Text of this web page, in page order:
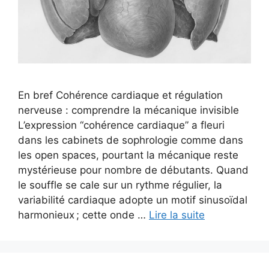
En bref Cohérence cardiaque et régulation
nerveuse : comprendre la mécanique invisible
L’expression “cohérence cardiaque” a fleuri
dans les cabinets de sophrologie comme dans
les open spaces, pourtant la mécanique reste
mystérieuse pour nombre de débutants. Quand
le souffle se cale sur un rythme régulier, la
variabilité cardiaque adopte un motif sinusoïdal
harmonieux ; cette onde … Lire la suite